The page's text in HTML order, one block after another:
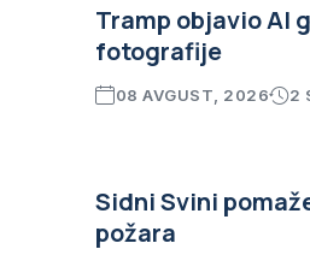
Tramp objavio AI
fotografije
08 AVGUST, 2026 2
Sidni Svini
požara